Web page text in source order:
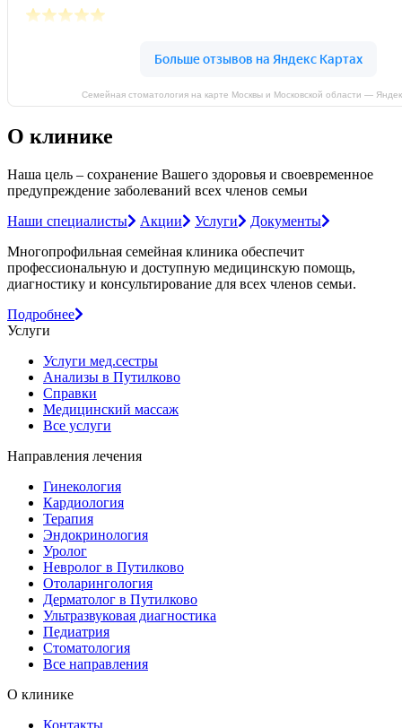
Семейная стоматология на карте Москвы и Московской области —
О клинике
Наша цель – сохранение Вашего здоровья и своевременное
предупреждение заболеваний всех членов семьи
Наши специалисты
Акции Услуги
Документы
Многопрофильная семейная клиника обеспечит
профессиональную и доступную медицинскую помощь,
диагностику и консультирование для всех членов семьи.
Подробнее
Услуги
Услуги мед.сестры
Анализы в Путилково
Справки
Медицинский массаж
Bce услуги
Направления лечения
Гинекология
Кардиология
Терапия
Эндокринология
Уролог
Невролог в Путилково
Отоларингология
Дерматолог в Путилково
Ультразвуковая диагностика
Педиатрия
Стоматология
Bce направления
О клинике